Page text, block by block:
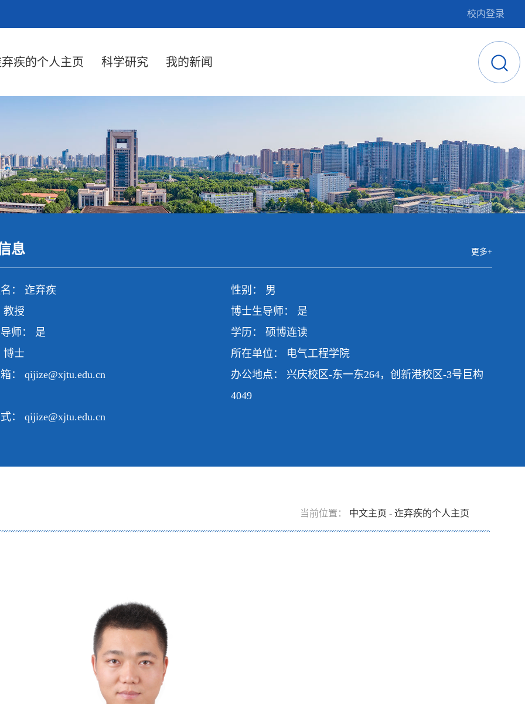
校内登录
疾的个人主页 科学研究 我的新闻
息 更多+
： 迮弃疾
性别： 男
教授
博士生导师： 是
师： 是
学历： 硕博连读
博士
所在单位： 电气工程学院
： qijize@xjtu.edu.cn
办公地点： 兴庆校区-东一东264，创新港校区-3号巨构
4049
： qijize@xjtu.edu.cn
当前位置： 中文主页 - 迮弃疾的个人主页